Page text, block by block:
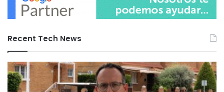
Recent Tech News